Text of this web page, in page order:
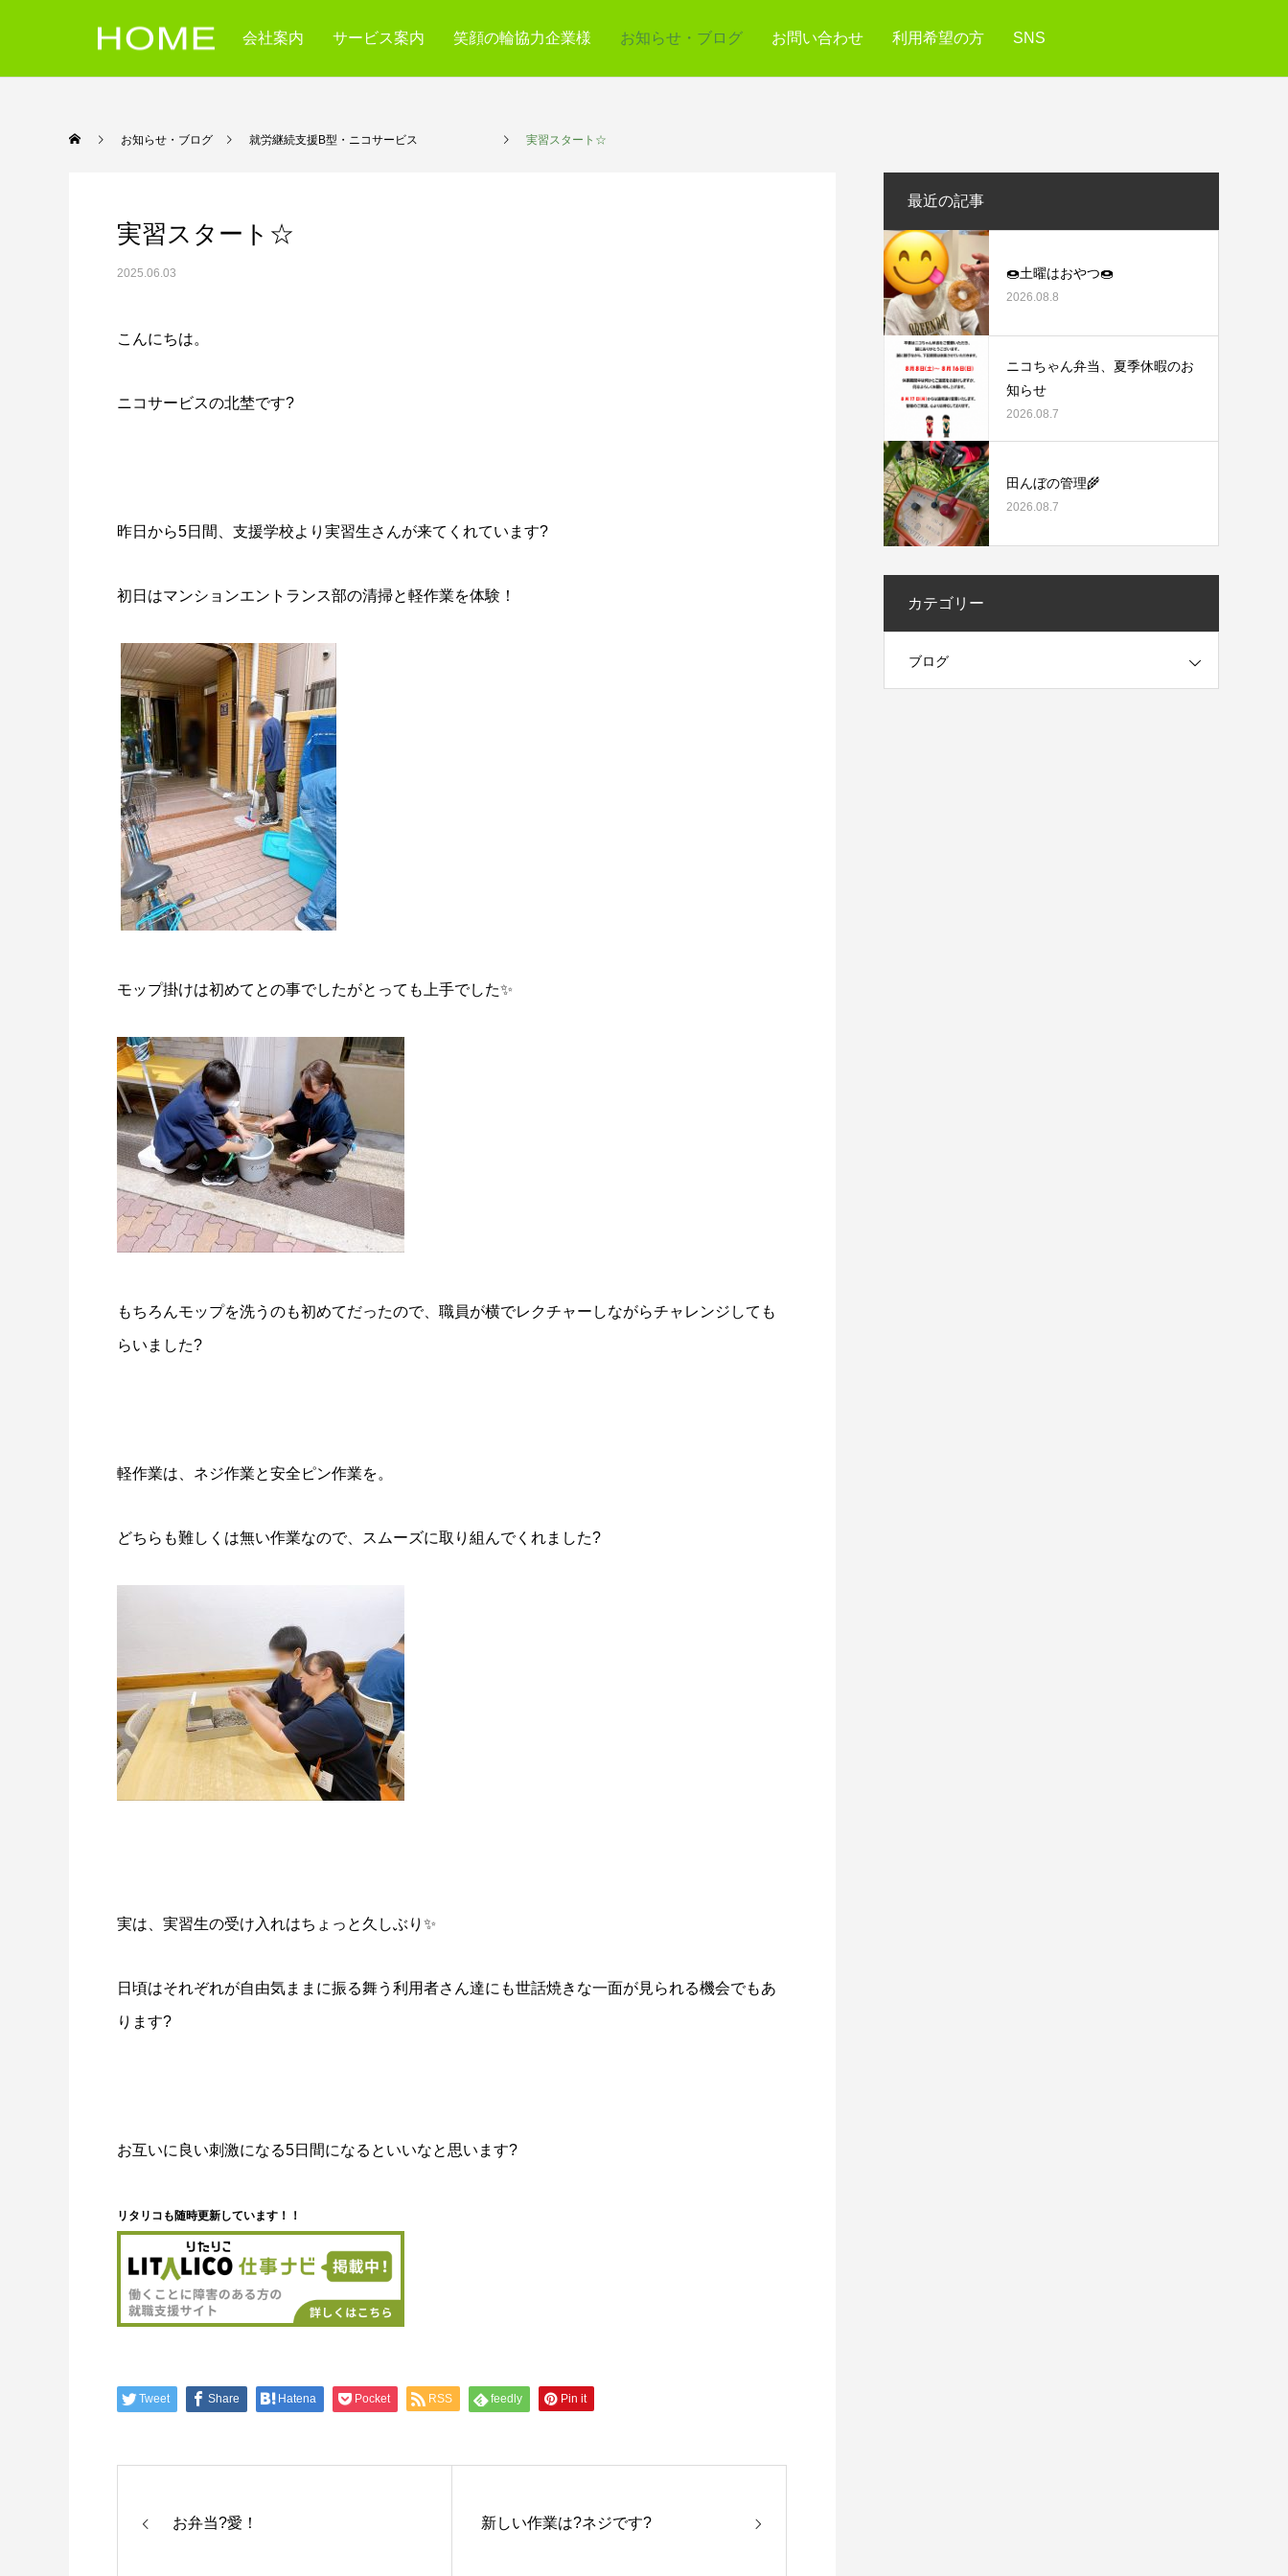
会社案内 サービス案内 笑顔の輪協力企業様 お知らせ・ブログ お問い合わせ 利用希望の方 SNS
お知らせ・ブログ 就労継続支援B型・ニコサービス 実習スタート☆
実習スタート☆
2025.06.03
こんにちは。
ニコサービスの北埜です?
昨日から5日間、支援学校より実習生さんが来てくれています?
初日はマンションエントランス部の清掃と軽作業を体験！
モップ掛けは初めてとの事でしたがとっても上手でした✨
もちろんモップを洗うのも初めてだったので、職員が横でレクチャーしながらチャレンジしても
らいました?
軽作業は、ネジ作業と安全ピン作業を。
どちらも難しくは無い作業なので、スムーズに取り組んでくれました?
実は、実習生の受け入れはちょっと久しぶり✨
日頃はそれぞれが自由気ままに振る舞う利用者さん達にも世話焼きな一面が見られる機会でもあ
ります?
お互いに良い刺激になる5日間になるといいなと思います?
リタリコも随時更新しています！！
Tweet Share Hatena Pocket RSS feedly Pin it
お弁当?愛！ 新しい作業は?ネジです?
最近の記事
🍩土曜はおやつ🍩
2026.08.8
ニコちゃん弁当、夏季休暇のお
知らせ
2026.08.7
田んぼの管理🌾
2026.08.7
カテゴリー
ブログ